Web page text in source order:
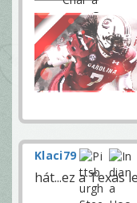
Klaci79
hát...ez a Texas